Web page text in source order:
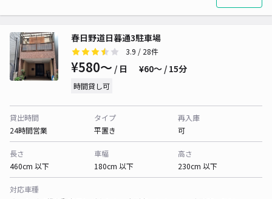
春日野道日暮通3駐車場
3.9 / 28件
¥580〜 / 日 ¥60〜 / 15分
時間貸し可
貸出時間
24時間営業
タイプ
平置き
再入庫
可
長さ
460cm 以下
車幅
180cm 以下
高さ
230cm 以下
対応車種